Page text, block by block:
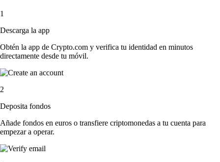
1
Descarga la app
Obtén la app de Crypto.com y verifica tu identidad en minutos
directamente desde tu móvil.
2
Deposita fondos
Añade fondos en euros o transfiere criptomonedas a tu cuenta para
empezar a operar.